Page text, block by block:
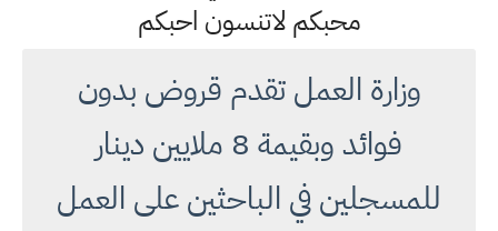
محبكم لاتنسون احبكم
وزارة العمل تقدم قروض بدون
فوائد وبقيمة 8 ملايين دينار
للمسجلين في الباحثين على العمل